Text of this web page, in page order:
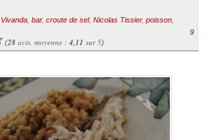
, bar, croute de sel, Nicolas Tissier, poisson,
(28 avis, moyenne : 4,11 sur 5)
9